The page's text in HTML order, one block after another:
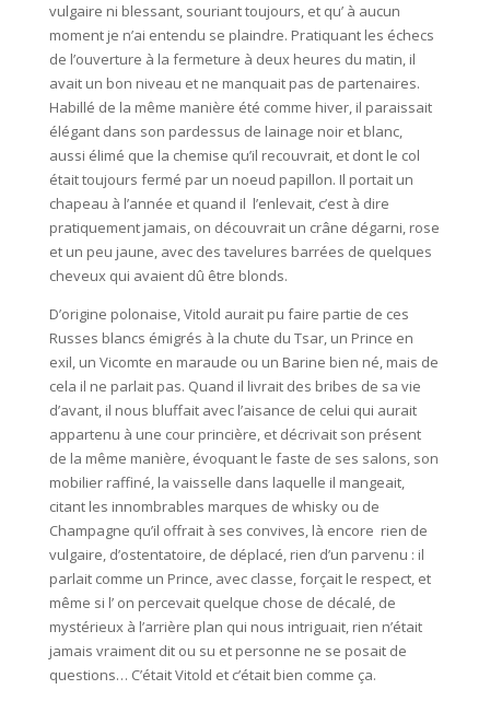
vulgaire ni blessant, souriant toujours, et qu’ à aucun
moment je n’ai entendu se plaindre. Pratiquant les échecs
de l’ouverture à la fermeture à deux heures du matin, il
avait un bon niveau et ne manquait pas de partenaires.
Habillé de la même manière été comme hiver, il paraissait
élégant dans son pardessus de lainage noir et blanc,
aussi élimé que la chemise qu’il recouvrait, et dont le col
était toujours fermé par un noeud papillon. Il portait un
chapeau à l’année et quand il l’enlevait, c’est à dire
pratiquement jamais, on découvrait un crâne dégarni, rose
et un peu jaune, avec des tavelures barrées de quelques
cheveux qui avaient dû être blonds.
D’origine polonaise, Vitold aurait pu faire partie de ces
Russes blancs émigrés à la chute du Tsar, un Prince en
exil, un Vicomte en maraude ou un Barine bien né, mais de
cela il ne parlait pas. Quand il livrait des bribes de sa vie
d’avant, il nous bluffait avec l’aisance de celui qui aurait
appartenu à une cour princière, et décrivait son présent
de la même manière, évoquant le faste de ses salons, son
mobilier raffiné, la vaisselle dans laquelle il mangeait,
citant les innombrables marques de whisky ou de
Champagne qu’il offrait à ses convives, là encore rien de
vulgaire, d’ostentatoire, de déplacé, rien d’un parvenu : il
parlait comme un Prince, avec classe, forçait le respect, et
même si l’ on percevait quelque chose de décalé, de
mystérieux à l’arrière plan qui nous intriguait, rien n’était
jamais vraiment dit ou su et personne ne se posait de
questions… C’était Vitold et c’était bien comme ça.